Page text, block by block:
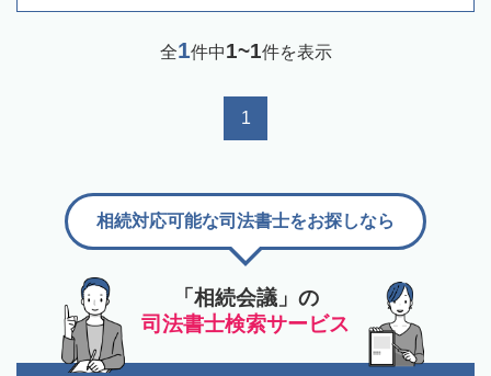
全1件中1~1件を表示
1
「相続会議」の
司法書士検索サービス
相続対応可能な司法書士をお探しなら